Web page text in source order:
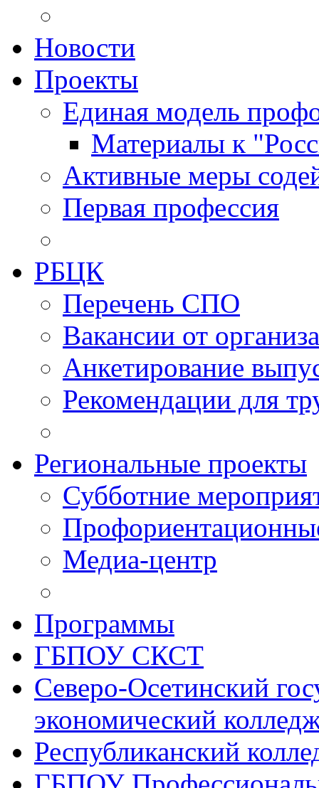
Новости
Проекты
Единая модель
Материалы к
Активные меры
Первая профессия
РБЦК
Перечень СПО
Вакансии от
Анкетирование
Рекомендации для
Региональные проекты
Субботние
Медиа-центр
Программы
ГБПОУ СКСТ
Северо-Осетинский
экономический
Республиканский